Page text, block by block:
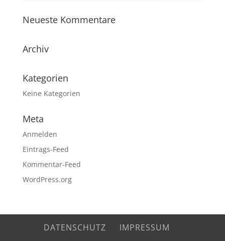
Neueste Kommentare
Archiv
Kategorien
Keine Kategorien
Meta
Anmelden
Eintrags-Feed
Kommentar-Feed
WordPress.org
DATENSCHUTZ IMPRESSUM